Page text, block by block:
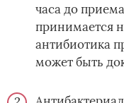
часа до
принимается
антибиотика
может быть